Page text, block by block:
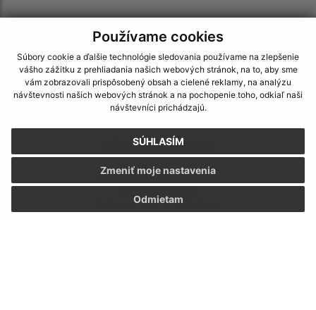
Používame cookies
Súbory cookie a ďalšie technológie sledovania používame na zlepšenie
vášho zážitku z prehliadania našich webových stránok, na to, aby sme
vám zobrazovali prispôsobený obsah a cielené reklamy, na analýzu
návštevnosti našich webových stránok a na pochopenie toho, odkiaľ naši
návštevníci prichádzajú.
SÚHLASÍM
Odmietam
Zmeniť moje nastavenia
Informácie o stránke:
Vyhlásenie o prístupnosti
Autorské práva
Ochrana osobných údajov